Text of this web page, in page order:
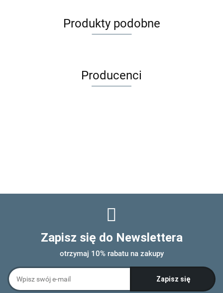
Produkty podobne
Producenci
Zapisz się do Newslettera
otrzymaj 10% rabatu na zakupy